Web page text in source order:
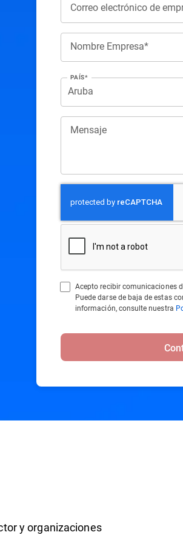
Correo electrónico de
Nombre Empresa*
PAÍS*
Mensaje
Acepto recibir comunicaciones
Puede darse de baja de estas
información, consulte nuestra
y organizaciones